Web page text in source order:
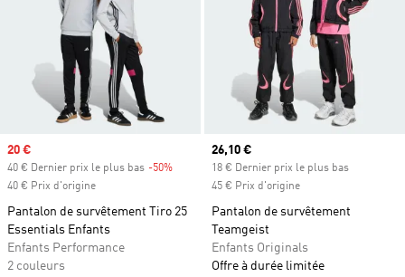
Prix soldé
20 €
40 € Dernier prix le plus bas -50%
40 € Prix d'origine
Pantalon de survêtement Tiro 25
Essentials Enfants
Enfants Performance
2 couleurs
Prix actuel
26,10 €
18 € Dernier prix le plus bas
45 € Prix d'origine
Pantalon de survêtement
Teamgeist
Enfants Originals
Offre à durée limitée